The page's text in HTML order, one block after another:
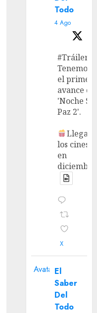
Todo
4 Ago
#Tráiler
Tenemos
el primer
avance de
'Noche
Paz 2'.
Llega a
los cines
en
X
Avatar El
Saber
Del
Todo